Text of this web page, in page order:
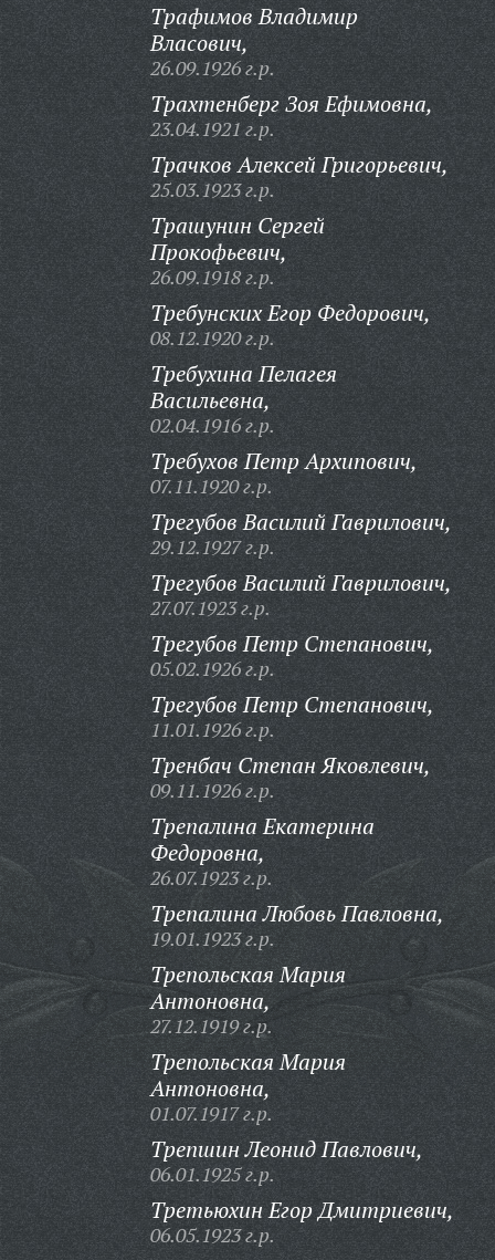
Трафимов Владимир
Власович,
26.09.1926 г.р.
Трахтенберг Зоя Ефимовна,
23.04.1921 г.р.
Трачков Алексей Григорьевич,
25.03.1923 г.р.
Трашунин Сергей
Прокофьевич,
26.09.1918 г.р.
Требунских Егор Федорович,
08.12.1920 г.р.
Требухина Пелагея
Васильевна,
02.04.1916 г.р.
Требухов Петр Архипович,
07.11.1920 г.р.
Трегубов Василий Гаврилович,
29.12.1927 г.р.
Трегубов Василий Гаврилович,
27.07.1923 г.р.
Трегубов Петр Степанович,
05.02.1926 г.р.
Трегубов Петр Степанович,
11.01.1926 г.р.
Тренбач Степан Яковлевич,
09.11.1926 г.р.
Трепалина Екатерина
Федоровна,
26.07.1923 г.р.
Трепалина Любовь Павловна,
19.01.1923 г.р.
Трепольская Мария
Антоновна,
27.12.1919 г.р.
Трепольская Мария
Антоновна,
01.07.1917 г.р.
Трепшин Леонид Павлович,
06.01.1925 г.р.
Третьюхин Егор Дмитриевич,
06.05.1923 г.р.